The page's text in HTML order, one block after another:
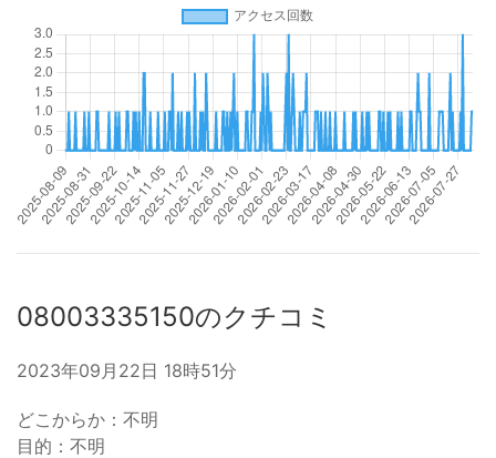
08003335150のクチコミ
2023年09月22日 18時51分
どこからか：不明
目的：不明